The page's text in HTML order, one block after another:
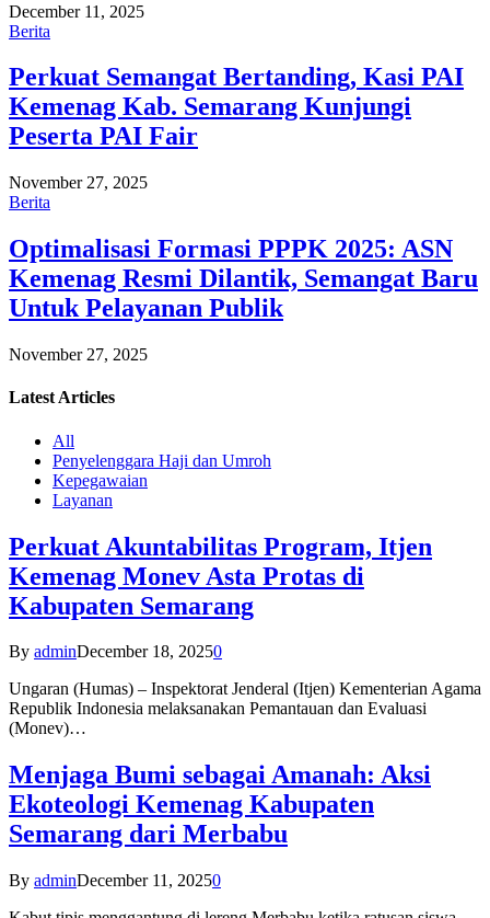
December 11, 2025
Berita
Perkuat Semangat Bertanding, Kasi PAI
Kemenag Kab. Semarang Kunjungi
Peserta PAI Fair
November 27, 2025
Berita
Optimalisasi Formasi PPPK 2025: ASN
Kemenag Resmi Dilantik, Semangat Baru
Untuk Pelayanan Publik
November 27, 2025
Latest Articles
All
Penyelenggara Haji dan Umroh
Kepegawaian
Layanan
Perkuat Akuntabilitas Program, Itjen
Kemenag Monev Asta Protas di
Kabupaten Semarang
By adminDecember 18, 20250
Ungaran (Humas) – Inspektorat Jenderal (Itjen) Kementerian Agama
Republik Indonesia melaksanakan Pemantauan dan Evaluasi
(Monev)…
Menjaga Bumi sebagai Amanah: Aksi
Ekoteologi Kemenag Kabupaten
Semarang dari Merbabu
By adminDecember 11, 20250